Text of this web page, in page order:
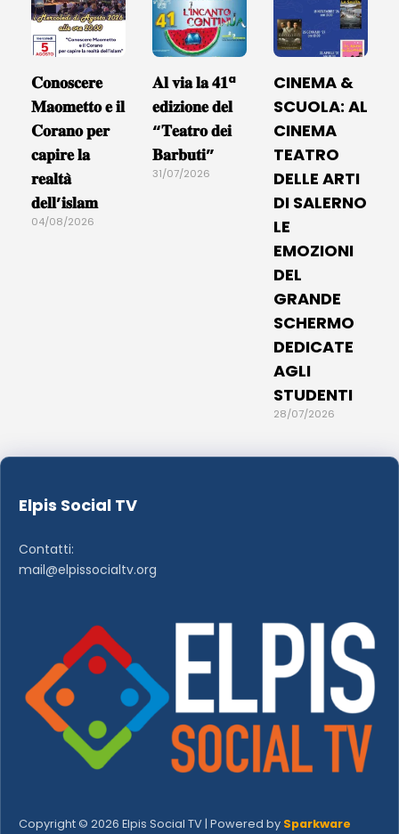
𝐂𝐨𝐧𝐨𝐬𝐜𝐞𝐫𝐞
𝐌𝐚𝐨𝐦𝐞𝐭𝐭𝐨 𝐞 𝐢𝐥
𝐂𝐨𝐫𝐚𝐧𝐨 𝐩𝐞𝐫
𝐜𝐚𝐩𝐢𝐫𝐞 𝐥𝐚
𝐫𝐞𝐚𝐥𝐭𝐚̀
𝐝𝐞𝐥𝐥’𝐢𝐬𝐥𝐚𝐦
04/08/2026
𝐀𝐥 𝐯𝐢𝐚 𝐥𝐚 𝟒𝟏ª
𝐞𝐝𝐢𝐳𝐢𝐨𝐧𝐞 𝐝𝐞𝐥
“𝐓𝐞𝐚𝐭𝐫𝐨 𝐝𝐞𝐢
𝐁𝐚𝐫𝐛𝐮𝐭𝐢”
31/07/2026
CINEMA &
SCUOLA: AL
CINEMA
TEATRO
DELLE ARTI
DI SALERNO
LE
EMOZIONI
DEL
GRANDE
SCHERMO
DEDICATE
AGLI
STUDENTI
28/07/2026
Elpis Social TV
Contatti:
mail@elpissocialtv.org
Copyright © 2026 Elpis Social TV | Powered by Sparkware